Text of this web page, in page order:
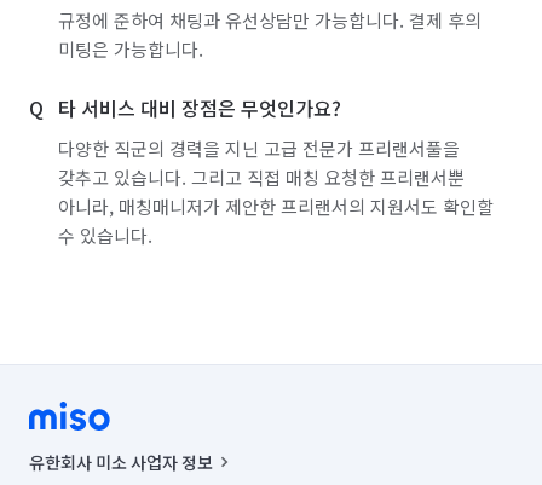
규정에 준하여 채팅과 유선상담만 가능합니다. 결제 후의
미팅은 가능합니다.
타 서비스 대비 장점은 무엇인가요?
다양한 직군의 경력을 지닌 고급 전문가 프리랜서풀을
갖추고 있습니다. 그리고 직접 매칭 요청한 프리랜서뿐
아니라, 매칭매니저가 제안한 프리랜서의 지원서도 확인할
수 있습니다.
유한회사 미소 사업자 정보